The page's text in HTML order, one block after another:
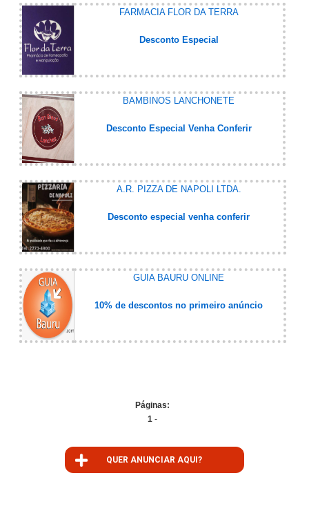
FARMACIA FLOR DA TERRA
Desconto Especial
BAMBINOS LANCHONETE
Desconto Especial Venha Conferir
A.R. PIZZA DE NAPOLI LTDA.
Desconto especial venha conferir
GUIA BAURU ONLINE
10% de descontos no primeiro anúncio
Páginas:
1 -
QUER ANUNCIAR AQUI?